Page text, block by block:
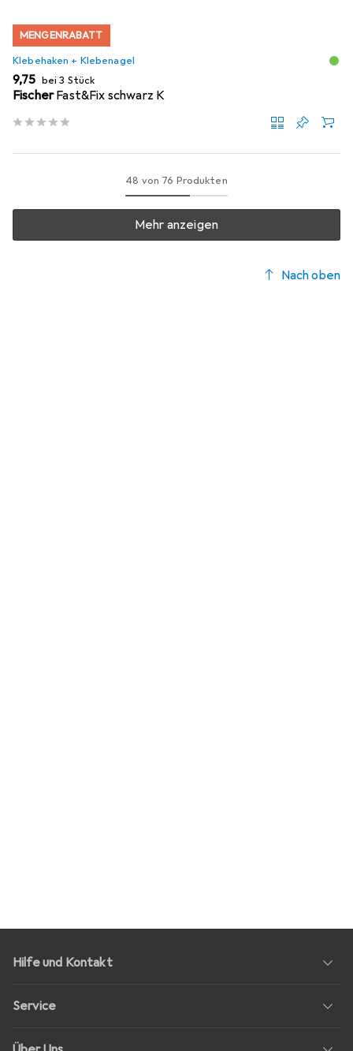
MENGENRABATT
Klebehaken + Klebenagel
EUR
9,75 bei 3 Stück
FischerFast&Fix schwarz K
48 von 76 Produkten
Mehr anzeigen
Nach oben
Hilfe und Kontakt
Service